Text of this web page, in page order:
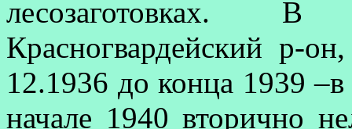
лесозаготовках.
Красногвардейский р-
12.1936 до конца 1939
начале 1940 вторично